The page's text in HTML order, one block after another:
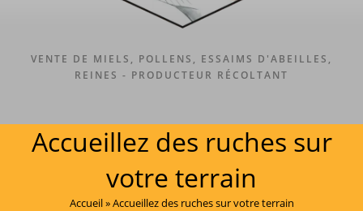
VENTE DE MIELS, POLLENS, ESSAIMS D'ABEILLES,
REINES - PRODUCTEUR RÉCOLTANT
Accueillez des ruches sur
votre terrain
Accueil»Accueillez des ruches sur votre terrain